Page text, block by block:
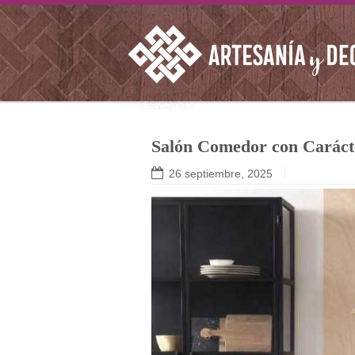
Salón Comedor con
26 septiembre, 2025